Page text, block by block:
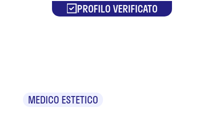
PROFILO VERIFICATO
MEDICO ESTETICO